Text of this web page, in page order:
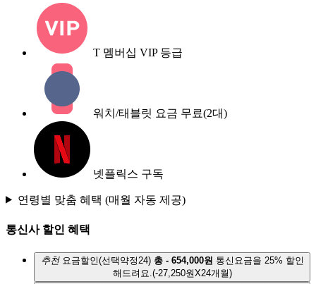
T 멤버십 VIP 등급
워치/태블릿 요금 무료(2대)
넷플릭스 구독
연령별 맞춤 혜택 (매월 자동 제공)
통신사 할인 혜택
추천 요금할인(선택약정24) 총 - 654,000원 통신요금을 25% 할인
해드려요.(-27,250원X24개월)